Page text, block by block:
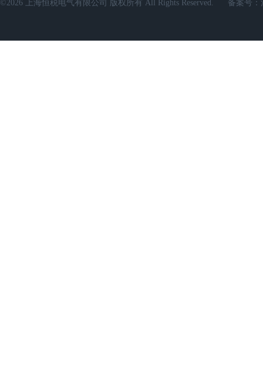
©2026 上海恒税电气有限公司 版权所有 All Rights Reserved. 备案号：